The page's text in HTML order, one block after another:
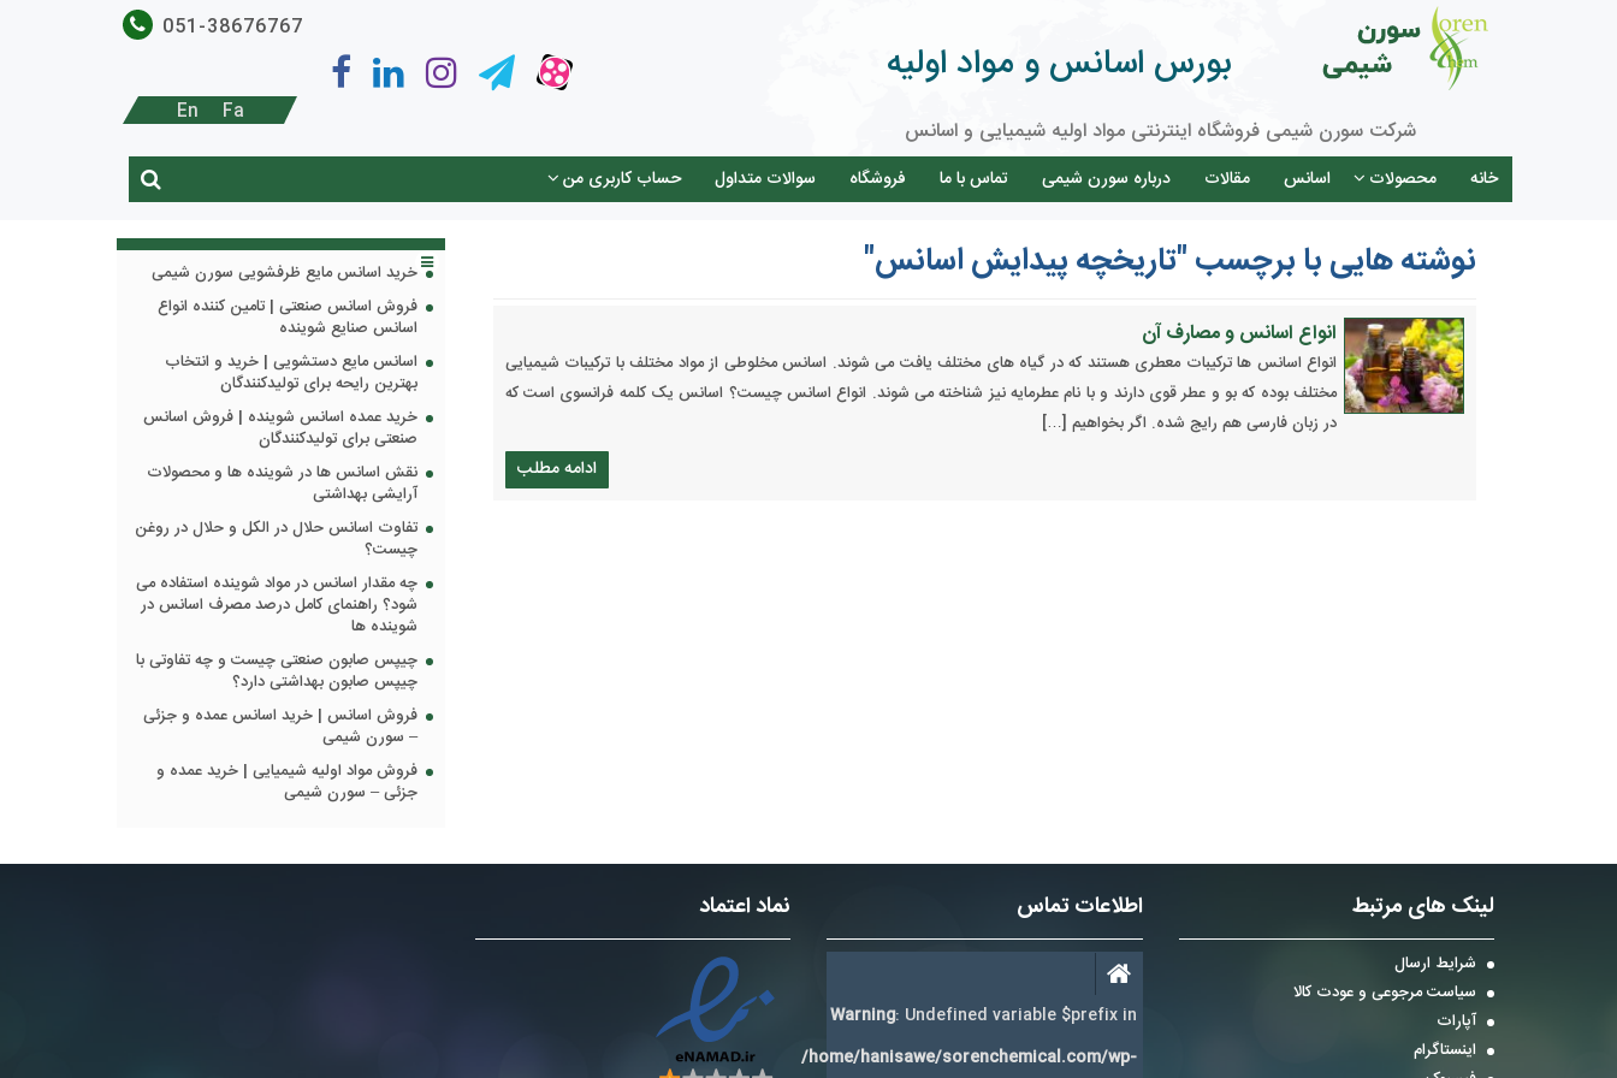
بورس اسانس و مواد اولیه
شرکت سورن شیمی فروشگاه اینترنتی مواد اولیه شیمیایی و اسانس
051-38676767
Fa
En
خانه محصولات اسانس مقالات درباره سورن شیمی تماس با ما فروشگاه سوالات متداول حساب کاربری من
نوشته هایی با برچسب "تاریخچه پیدایش اسانس"
انواع اسانس و مصارف آن
انواع اسانس ها ترکیبات معطری هستند که در گیاه های مختلف یافت می شوند. اسانس مخلوطی از مواد مختلف با ترکیبات شیمیایی
مختلف بوده که بو و عطر قوی دارند و با نام عطرمایه نیز شناخته می شوند. انواع اسانس چیست؟ اسانس یک کلمه فرانسوی است که
در زبان فارسی هم رایج شده. اگر بخواهیم […]
ادامه مطلب
خرید اسانس مایع ظرفشویی سورن شیمی
فروش اسانس صنعتی | تامین کننده انواع
اسانس صنایع شوینده
اسانس مایع دستشویی | خرید و انتخاب
بهترین رایحه برای تولیدکنندگان
خرید عمده اسانس شوینده | فروش اسانس
صنعتی برای تولیدکنندگان
نقش اسانس ها در شوینده ها و محصولات
آرایشی بهداشتی
تفاوت اسانس حلال در الکل و حلال در روغن
چیست؟
چه مقدار اسانس در مواد شوینده استفاده می
شود؟ راهنمای کامل درصد مصرف اسانس در
شوینده ها
چیپس صابون صنعتی چیست و چه تفاوتی با
چیپس صابون بهداشتی دارد؟
فروش اسانس | خرید اسانس عمده و جزئی
– سورن شیمی
فروش مواد اولیه شیمیایی | خرید عمده و
جزئی – سورن شیمی
لینک های مرتبط
شرایط ارسال
سیاست مرجوعی و عودت کالا
آپارات
اینستاگرام
اطلاعات تماس
Warning: Undefined variable $prefix in
/home/hanisawe/sorenchemical.com/wp-
نماد اعتماد